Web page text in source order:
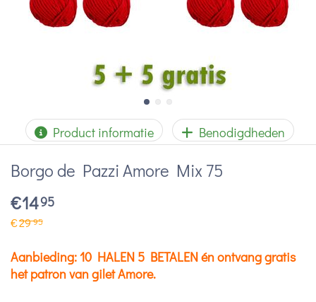
Product informatie Benodigdheden
Borgo de Pazzi Amore Mix 75
€1495
€2995
Aanbieding: 10 HALEN 5 BETALEN én ontvang gratis
het patron van gilet Amore.